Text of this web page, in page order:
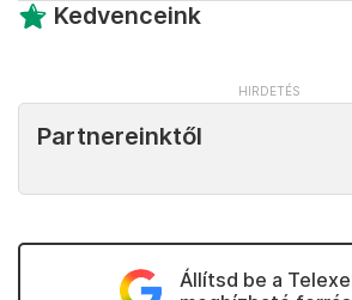
Kedvenceink
Partnereinktől
Állítsd be a